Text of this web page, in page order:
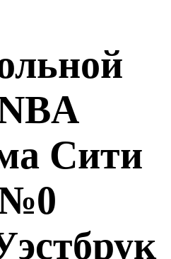
Сити
№0